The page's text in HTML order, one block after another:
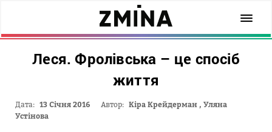
Леся. Фролівська – це спосіб
життя
Дата: 13 Січня 2016 Автор: Кіра Крейдерман , Уляна
Устінова